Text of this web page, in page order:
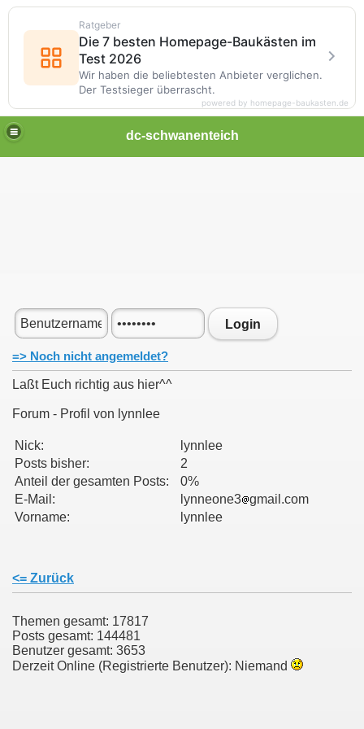
dc-schwanenteich
Login
=> Noch nicht angemeldet?
Laßt Euch richtig aus hier^^
Forum - Profil von lynnlee
Nick:
lynnlee
Posts bisher:
2
Anteil der gesamten Posts:
0%
E-Mail:
lynneone3 gmail.com
Vorname:
lynnlee
<= Zurück
Themen gesamt: 17817
Posts gesamt: 144481
Benutzer gesamt: 3653
Derzeit Online (Registrierte Benutzer): Niemand
Ratgeber
Die 7 besten Homepage-Baukästen im
Test 2026
Wir haben die beliebtesten Anbieter verglichen.
Der Testsieger überrascht.
powered by homepage-baukasten.de